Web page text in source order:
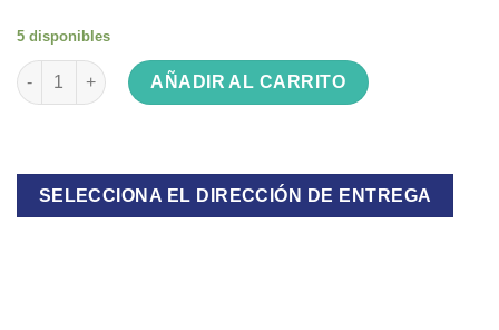
5 disponibles
Almohada viscoelástica Bed&Co cool tech queen cantidad
AÑADIR AL CARRITO
SELECCIONA EL DIRECCIÓN DE ENTREGA